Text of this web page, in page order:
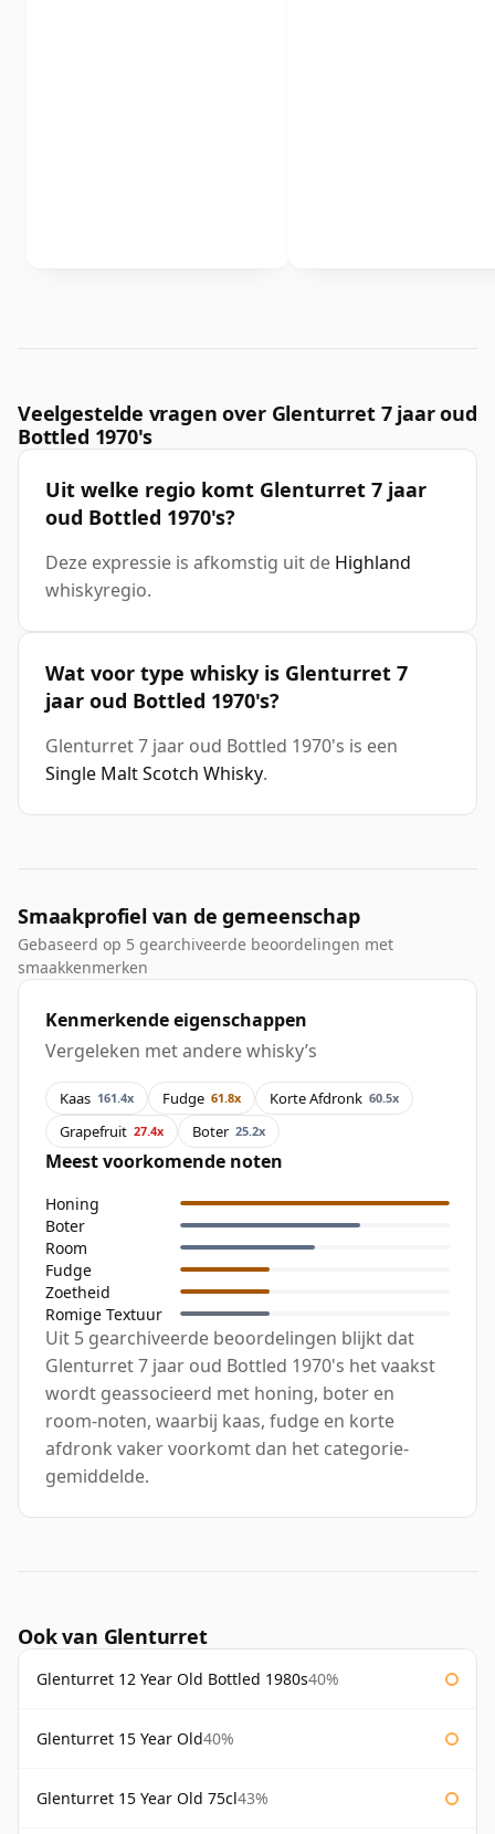
Veelgestelde vragen over Glenturret 7 jaar oud
Bottled 1970's
Uit welke regio komt Glenturret 7 jaar
oud Bottled 1970's?
Deze expressie is afkomstig uit de Highland
whiskyregio.
Wat voor type whisky is Glenturret 7
jaar oud Bottled 1970's?
Glenturret 7 jaar oud Bottled 1970's is een
Single Malt Scotch Whisky.
Smaakprofiel van de gemeenschap
Gebaseerd op 5 gearchiveerde beoordelingen met
smaakkenmerken
Kenmerkende eigenschappen
Vergeleken met andere whisky’s
Kaas 161.4x Fudge 61.8x Korte Afdronk 60.5x
Grapefruit 27.4x Boter 25.2x
Meest voorkomende noten
Honing
Boter
Room
Fudge
Zoetheid
Romige Textuur
Uit 5 gearchiveerde beoordelingen blijkt dat
Glenturret 7 jaar oud Bottled 1970's het vaakst
wordt geassocieerd met honing, boter en
room-noten, waarbij kaas, fudge en korte
afdronk vaker voorkomt dan het categorie-
gemiddelde.
Ook van Glenturret
Glenturret 12 Year Old Bottled 1980s40%
Glenturret 15 Year Old40%
Glenturret 15 Year Old 75cl43%